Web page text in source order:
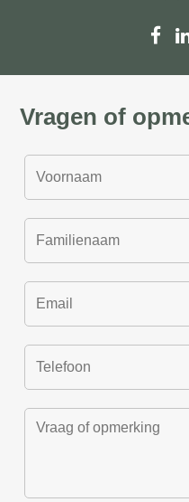
Vragen of